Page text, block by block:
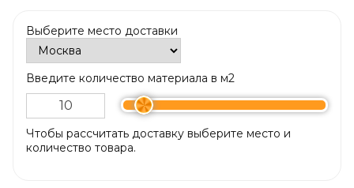
Выберите место доставки
Введите количество материала в м2
Чтобы рассчитать доставку выберите место и
количество товара.